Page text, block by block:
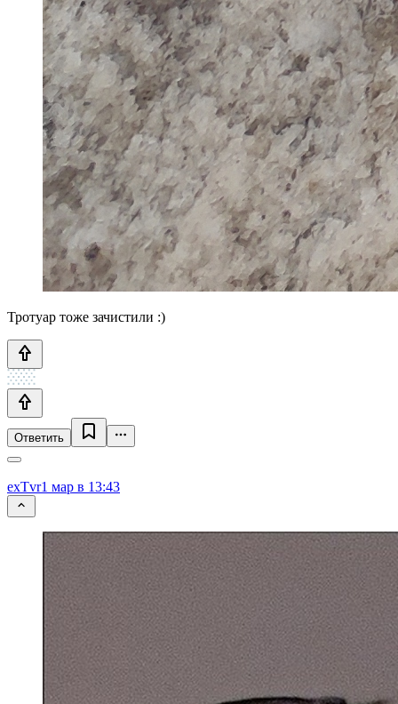
Тротуар тоже зачистили :)
Ответить
exTvr1 мар в 13:43